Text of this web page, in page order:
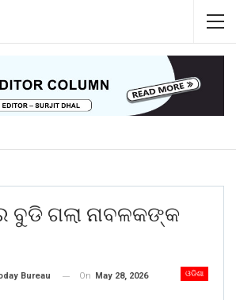
ବୁଡି ଗଲା ନାବଳକଙ୍କ
ଓଡିଶା
Bureau On May 28, 2026